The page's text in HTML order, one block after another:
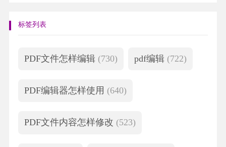
标签列表
PDF文件怎样编辑 (730) pdf编辑 (722)
PDF编辑器怎样使用 (640)
PDF文件内容怎样修改 (523)